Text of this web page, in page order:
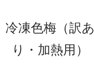
冷凍色梅（訳あ
り・加熱用）